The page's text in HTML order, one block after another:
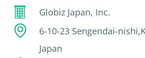
Globiz Japan, Inc.
6-10-23 Sengendai-
Japan